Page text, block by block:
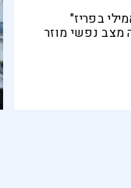
בפריז"
מצב נפשי מוזר